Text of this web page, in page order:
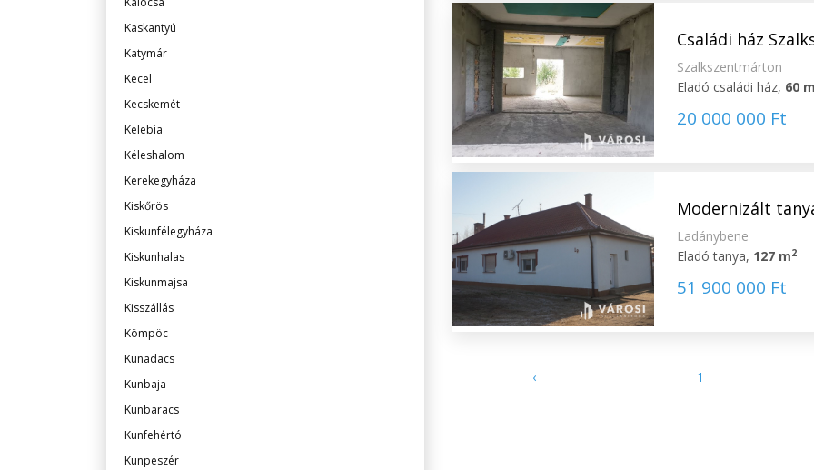
Kaskantyú
Katymár
Kecel
Kecskemét
Kelebia
Kéleshalom
Kerekegyháza
Kiskőrös
Kiskunfélegyháza
Kiskunhalas
Kiskunmajsa
Kisszállás
Kömpöc
Kunadacs
Kunbaja
Kunbaracs
Kunfehértó
Kunpeszér
Családi ház
Szalkszentmárton
Eladó családi ház, 60 m
20 000 000 Ft
Modernizált
Ladánybene
Eladó tanya, 127 m2
51 900 000 Ft
‹ 1